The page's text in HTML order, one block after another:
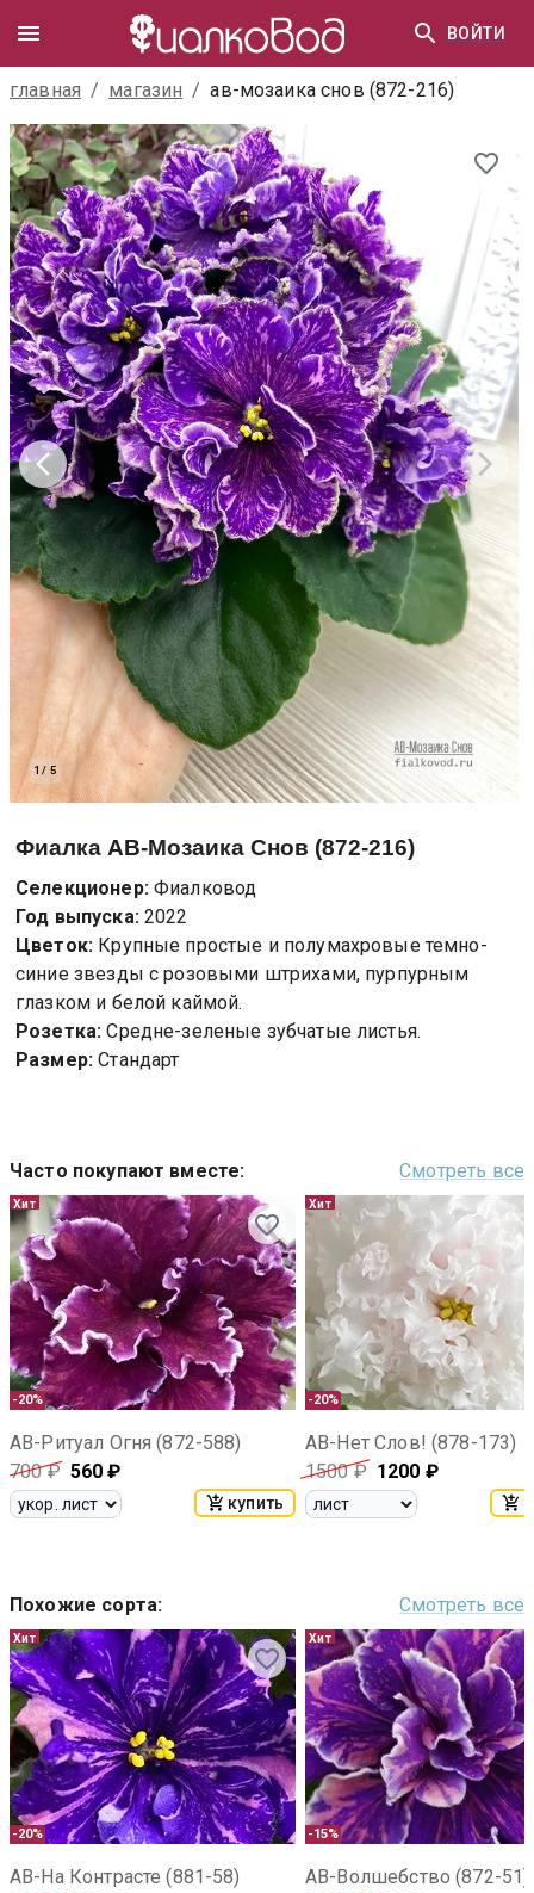
ВОЙТИ
главная / магазин / ав-мозаика снов (872-216)
1 / 5
Фиалка АВ-Мозаика Снов (872-216)
Селекционер: Фиалковод
Год выпуска: 2022
Цветок: Крупные простые и полумахровые темно-
синие звезды с розовыми штрихами, пурпурным
глазком и белой каймой.
Розетка: Средне-зеленые зубчатые листья.
Размер: Стандарт
Часто покупают вместе: Смотреть все
-20%
Хит
АВ-Ритуал Огня (872-588)
700₽ 560 ₽
купить
-20%
Хит
АВ-Нет Слов! (878-173)
1500₽ 1200 ₽
Похожие сорта: Смотреть все
-20%
Хит
АВ-На Контрасте (881-58)
-15%
Хит
АВ-Волшебство (872-51)